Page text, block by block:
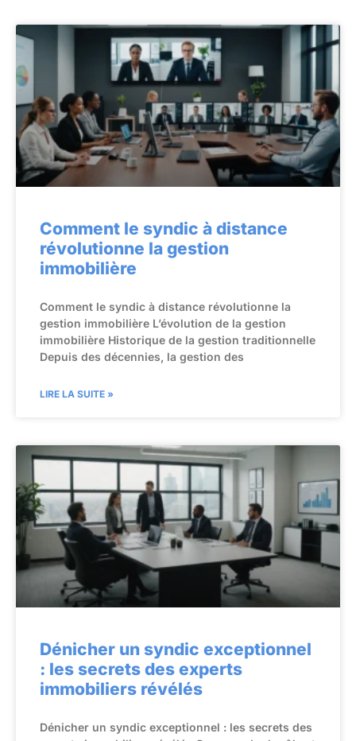
Comment le syndic à distance
révolutionne la gestion
immobilière
Comment le syndic à distance révolutionne la
gestion immobilière L’évolution de la gestion
immobilière Historique de la gestion traditionnelle
Depuis des décennies, la gestion des
LIRE LA SUITE »
Dénicher un syndic exceptionnel
: les secrets des experts
immobiliers révélés
Dénicher un syndic exceptionnel : les secrets des